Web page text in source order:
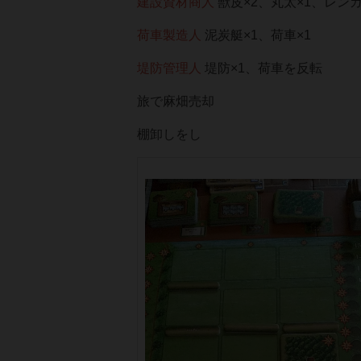
荷車製造人 泥炭艇×1、荷車×1
堤防管理人 堤防×1、荷車を反転
旅で麻畑売却
棚卸しをし